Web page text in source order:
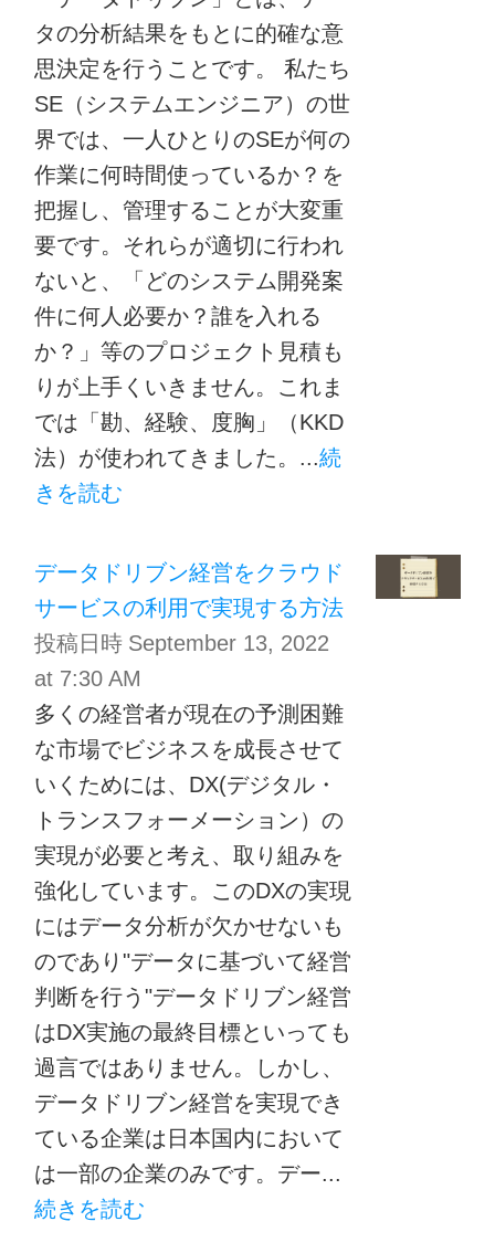
タの分析結果をもとに的確な意
思決定を行うことです。 私たち
SE（システムエンジニア）の世
界では、一人ひとりのSEが何の
作業に何時間使っているか？を
把握し、管理することが大変重
要です。それらが適切に行われ
ないと、「どのシステム開発案
件に何人必要か？誰を入れる
か？」等のプロジェクト見積も
りが上手くいきません。これま
では「勘、経験、度胸」（KKD
法）が使われてきました。...続
きを読む
データドリブン経営をクラウド
サービスの利用で実現する方法
投稿日時 September 13, 2022
at 7:30 AM
多くの経営者が現在の予測困難
な市場でビジネスを成長させて
いくためには、DX(デジタル・
トランスフォーメーション）の
実現が必要と考え、取り組みを
強化しています。このDXの実現
にはデータ分析が欠かせないも
のであり"データに基づいて経営
判断を行う"データドリブン経営
はDX実施の最終目標といっても
過言ではありません。しかし、
データドリブン経営を実現でき
ている企業は日本国内において
は一部の企業のみです。デー...
続きを読む